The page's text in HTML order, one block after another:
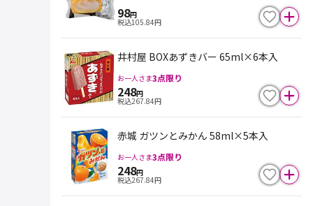
98円
税込105.84円
井村屋 BOXあずきバー 65ml×6本入
お一人さま3点限り
248円
税込267.84円
赤城 ガツンとみかん 58ml×5本入
お一人さま3点限り
248円
税込267.84円